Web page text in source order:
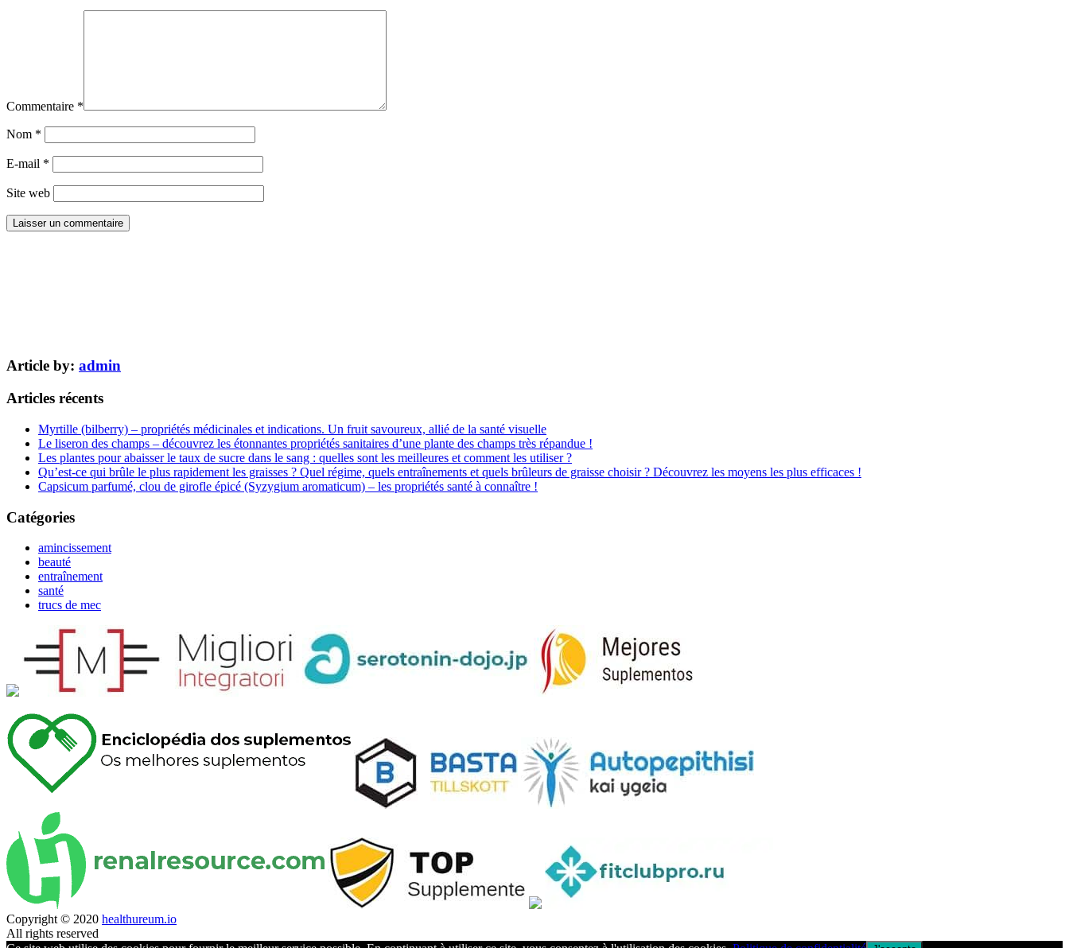
Commentaire *
Nom *
E-mail *
Site web
Article by: admin
Articles récents
Myrtille (bilberry) – propriétés médicinales et indications. Un fruit savoureux, allié de la santé visuelle
Le liseron des champs – découvrez les étonnantes propriétés sanitaires d’une plante des champs très répandue !
Les plantes pour abaisser le taux de sucre dans le sang : quelles sont les meilleures et comment les utiliser ?
Qu’est-ce qui brûle le plus rapidement les graisses ? Quel régime, quels entraînements et quels brûleurs de graisse choisir ? Découvrez les moyens les plus efficaces !
Capsicum parfumé, clou de girofle épicé (Syzygium aromaticum) – les propriétés santé à connaître !
Catégories
amincissement
beauté
entraînement
santé
trucs de mec
Copyright © 2020 healthureum.io
All rights reserved